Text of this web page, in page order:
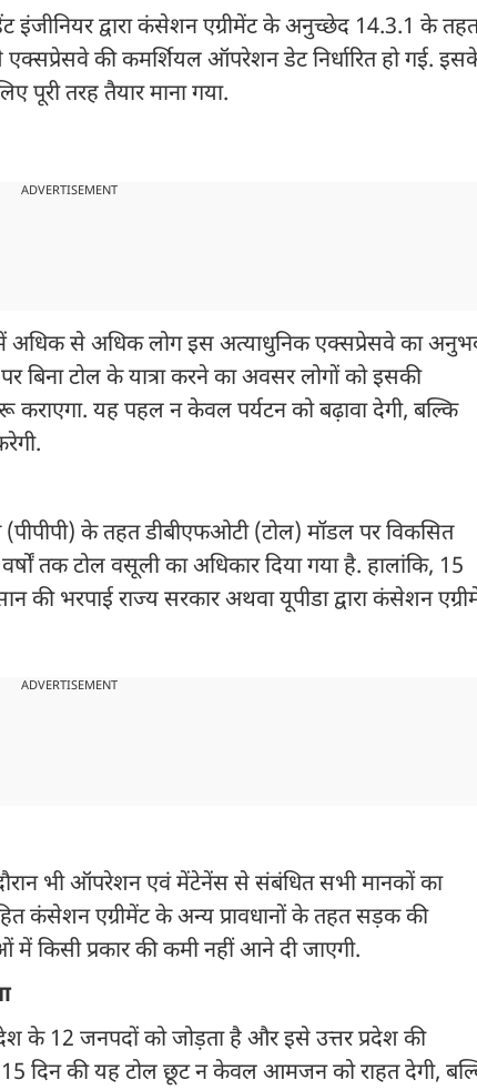
इंजीनियर द्वारा कंसेशन एग्रीमेंट के अनुच्छेद 14.3.1 के
एक्सप्रेसवे की कमर्शियल ऑपरेशन डेट निर्धारित हो गई.
तरह तैयार माना गया.
ADVERTISEMENT
अधिक से अधिक लोग इस अत्याधुनिक एक्सप्रेसवे का
टोल के यात्रा करने का अवसर लोगों को इसकी
यह पहल न केवल पर्यटन को बढ़ावा देगी, बल्कि
(पीपीपी) के तहत डीबीएफओटी (टोल) मॉडल पर विकसित
तक टोल वसूली का अधिकार दिया गया है. हालांकि, 15
की भरपाई राज्य सरकार अथवा यूपीडा द्वारा कंसेशन
ADVERTISEMENT
दौरान भी ऑपरेशन एवं मेंटेनेंस से संबंधित सभी मानकों का
कंसेशन एग्रीमेंट के अन्य प्रावधानों के तहत सड़क की
किसी प्रकार की कमी नहीं आने दी जाएगी.
के 12 जनपदों को जोड़ता है और इसे उत्तर प्रदेश की
15 दिन की यह टोल छूट न केवल आमजन को राहत देगी,